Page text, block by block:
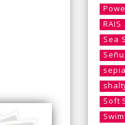
RAIS
Sea
Soft